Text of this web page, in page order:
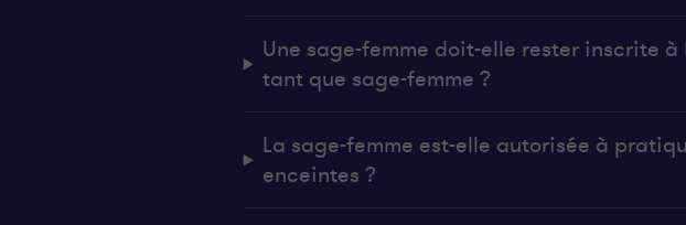
Une sage-femme doit-elle rester inscrite à
tant que sage-femme ?
La sage-femme est-elle autorisée à
enceintes ?